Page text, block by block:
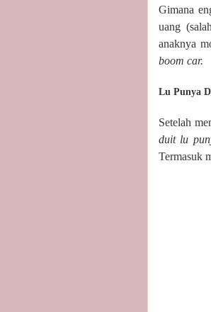
Gimana
uang
anaknya
boom car.
Lu Punya
Setelah
duit lu
Termasuk